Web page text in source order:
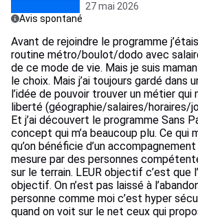
27 mai 2026
Avis spontané
Avant de rejoindre le programme
routine métro/boulot/dodo avec
de ce mode de vie. Mais je suis
le choix. Mais j’ai toujours gardé dans
l’idée de pouvoir trouver un métier
liberté (géographie/salaires/horaires/
Et j’ai découvert le programme Sans
concept qui m’a beaucoup plu. Ce qui
qu’on bénéficie d’un
mesure par des personnes
sur le terrain. LEUR objectif c’est que
objectif. On n’est pas laissé à
personne comme moi c’est hyper
quand on voit sur le net ceux qui